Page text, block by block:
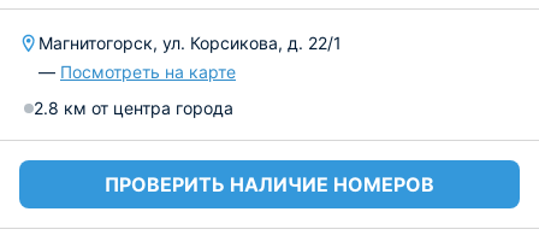
Магнитогорск, ул. Корсикова, д. 22/1
— Посмотреть на карте
2.8 км от центра города
ПРОВЕРИТЬ НАЛИЧИЕ НОМЕРОВ